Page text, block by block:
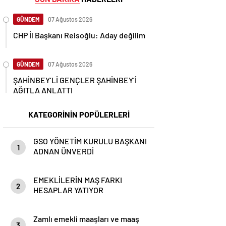
GÜNDEM 07 Ağustos 2026
CHP İl Başkanı Reisoğlu: Aday değilim
GÜNDEM 07 Ağustos 2026
ŞAHİNBEY’Lİ GENÇLER ŞAHİNBEY’İ
AĞITLA ANLATTI
KATEGORİNİN POPÜLERLERİ
1
GSO YÖNETİM KURULU BAŞKANI
ADNAN ÜNVERDİ
2
EMEKLİLERİN MAŞ FARKI
HESAPLAR YATIYOR
Zamlı emekli maaşları ve maaş